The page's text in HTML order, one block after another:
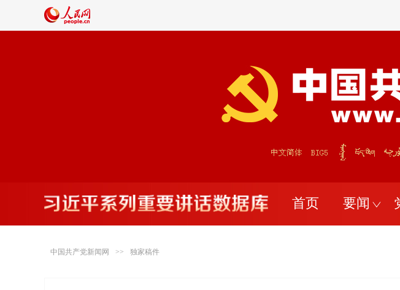
首页 要闻
中国共产党新闻网 >> 独家稿件